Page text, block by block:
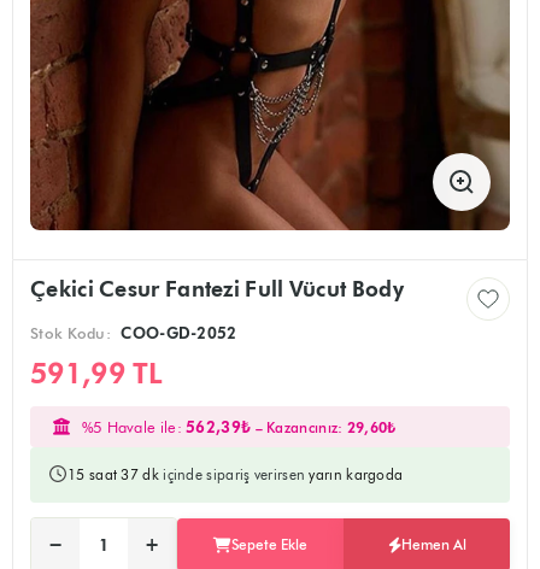
Çekici Cesur Fantezi Full Vücut Body
Stok Kodu: COO-GD-2052
591,99 TL
%5 Havale ile:562,39₺ – Kazancınız: 29,60₺
15 saat 37 dkiçinde sipariş verirsenyarın kargoda
Adet:
− + Sepete Ekle Hemen Al
Ürünü sepete ekler, alışverişe devam edebilirsiniz
Doğrudan ödeme sayfasına yönlendirir